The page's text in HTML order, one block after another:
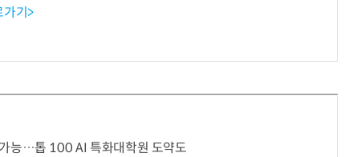
가기>
능…톱 100 AI 특화대학원 도약도